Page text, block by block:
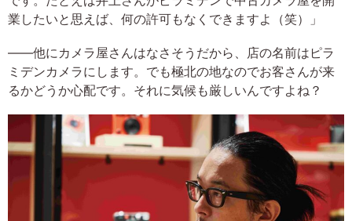
業したいと思えば、何の許可もなくできますよ（笑）」
――他にカメラ屋さんはなさそうだから、店の名前はピラ
ミデンカメラにします。でも極北の地なのでお客さんが来
るかどうか心配です。それに気候も厳しいんですよね？